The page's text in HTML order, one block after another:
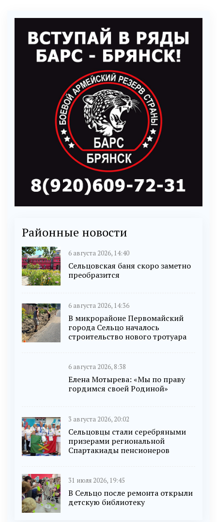
Районные новости
6 августа 2026, 14:40
Сельцовская баня скоро заметно
преобразится
6 августа 2026, 14:36
В микрорайоне Первомайский
города Сельцо началось
строительство нового тротуара
6 августа 2026, 8:38
Елена Мотырева: «Мы по праву
гордимся своей Родиной»
3 августа 2026, 20:02
Сельцовцы стали серебряными
призерами региональной
Спартакиады пенсионеров
31 июля 2026, 19:45
В Сельцо после ремонта открыли
детскую библиотеку